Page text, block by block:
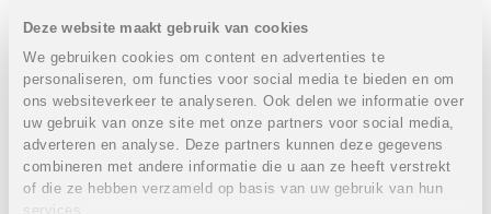
Deze website maakt gebruik van cookies
We gebruiken cookies om content en advertenties te
personaliseren, om functies voor social media te bieden en om
ons websiteverkeer te analyseren. Ook delen we informatie over
uw gebruik van onze site met onze partners voor social media,
adverteren en analyse. Deze partners kunnen deze gegevens
combineren met andere informatie die u aan ze heeft verstrekt
of die ze hebben verzameld op basis van uw gebruik van hun
services.
wandelpaden, waardoor het een vredige woonomgeving
biedt. Voor degenen die daarentegen de voorkeur geven
aan de zee en de levendige sfeer van de kust, liggen
Jávea en Dénia, met hun kristalheldere wateren en
boulevards, op slechts 10 minuten afstand.
De architectuur van dit project wordt gekenmerkt door
avant-garde, buitengewone kwaliteiten, aandacht voor
detail en een focus op exclusieve omgevingen. Deze
kenmerken, samen met een diep respect voor de natuur